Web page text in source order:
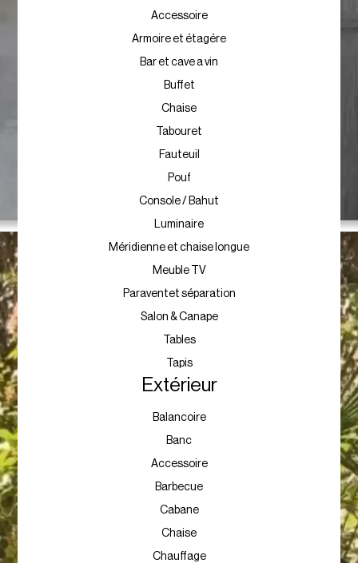
Accessoire
Armoire et étagére
Bar et cave a vin
Buffet
Chaise
Tabouret
Fauteuil
Pouf
Console / Bahut
Luminaire
Méridienne et chaise longue
Meuble TV
Paraventet séparation
Salon & Canape
Tables
Tapis
Extérieur
Balancoire
Banc
Accessoire
Barbecue
Cabane
Chaise
Chauffage